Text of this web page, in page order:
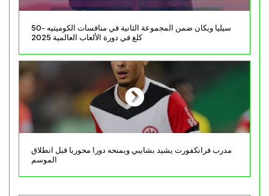
سيليا ويكان ضمن المجموعة الثانية في منافسات الكوميتيه -50
كلغ في دورة الألعاب العالمية 2025
مدرب فرانكفورت يشيد بشايبي ويمنحه دورا محوريا قبل انطلاق
الموسم